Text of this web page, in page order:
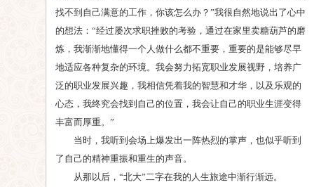
找不到自己满意的工作，你该怎么办？”我很自然地说出了心中
的想法：“经过屡次求职挫败的考验，通过在家里卖糖葫芦的磨
炼，我渐渐地懂得一个人做什么都不重要，重要的是能够尽早
地适应各种复杂的环境。我会努力拓宽职业发展视野，培养广
泛的职业发展兴趣，我相信凭着我的智慧和才华，以及乐观的
心态，我终究会找到自己的位置，我会让自己的职业生涯变得
丰富而厚重。”
当时，我听到会场上爆发出一阵热烈的掌声，也似乎听到
了自己的精神重振和重生的声音。
从那以后，“北大”二字在我的人生旅途中渐行渐远。